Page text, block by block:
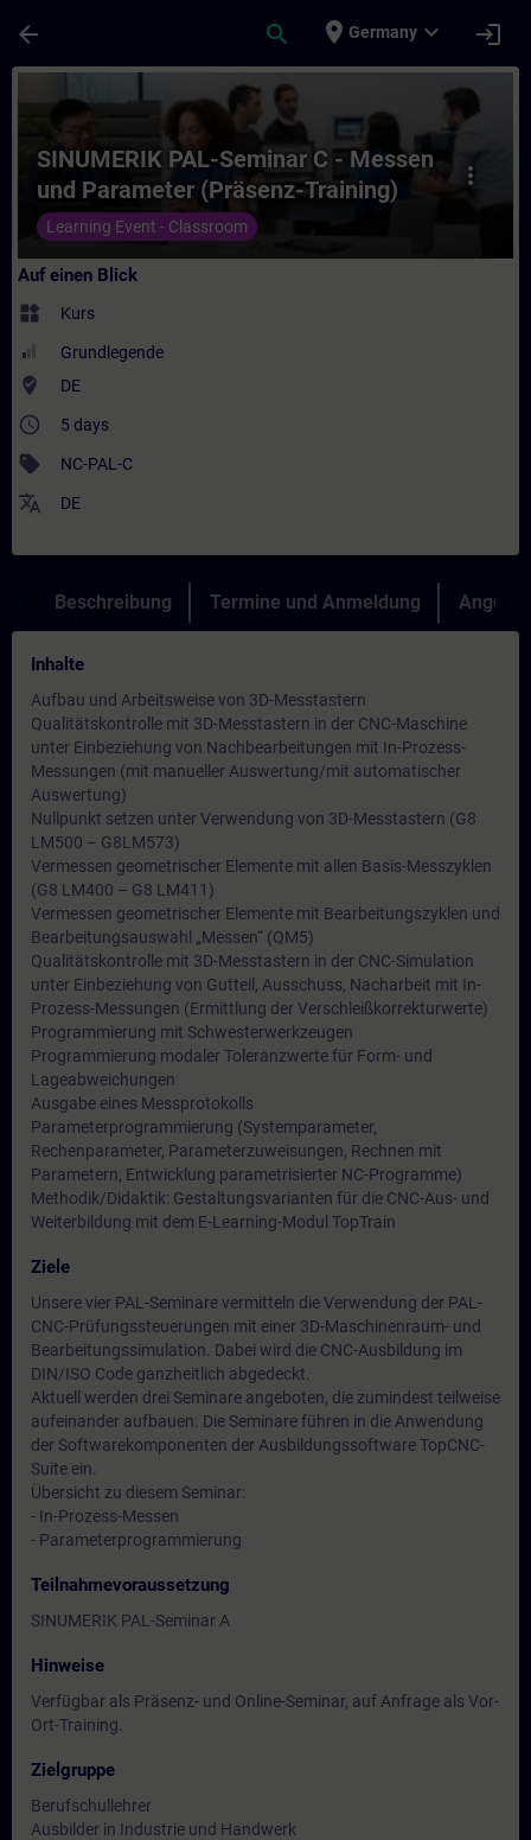
arrow_back search place Germany expand_more login
Kurs - SINUMERIK PAL-Seminar C -
more_vert
SINUMERIK PAL-Seminar C - Messen
und Parameter (Präsenz-Training)
Learning Event - Classroom
Auf einen Blick
widgets Kurs
Grundlegende
where_to_vote DE
access_time 5 days
sell NC-PAL-C
translate DE
Beschreibung Termine und Anmeldung Angebot
Inhalte
Aufbau und Arbeitsweise von 3D-Messtastern
Qualitätskontrolle mit 3D-Messtastern in der CNC-Maschine
unter Einbeziehung von Nachbearbeitungen mit In-Prozess-
Messungen (mit manueller Auswertung/mit automatischer
Auswertung)
Nullpunkt setzen unter Verwendung von 3D-Messtastern (G8
LM500 – G8LM573)
Vermessen geometrischer Elemente mit allen Basis-Messzyklen
(G8 LM400 – G8 LM411)
Vermessen geometrischer Elemente mit Bearbeitungszyklen und
Bearbeitungsauswahl „Messen“ (QM5)
Qualitätskontrolle mit 3D-Messtastern in der CNC-Simulation
unter Einbeziehung von Gutteil, Ausschuss, Nacharbeit mit In-
Prozess-Messungen (Ermittlung der Verschleißkorrekturwerte)
Programmierung mit Schwesterwerkzeugen
Programmierung modaler Toleranzwerte für Form- und
Lageabweichungen
Ausgabe eines Messprotokolls
Parameterprogrammierung (Systemparameter,
Rechenparameter, Parameterzuweisungen, Rechnen mit
Parametern, Entwicklung parametrisierter NC-Programme)
Methodik/Didaktik: Gestaltungsvarianten für die CNC-Aus- und
Weiterbildung mit dem E-Learning-Modul TopTrain
Ziele
Unsere vier PAL-Seminare vermitteln die Verwendung der PAL-
CNC-Prüfungssteuerungen mit einer 3D-Maschinenraum- und
Bearbeitungssimulation. Dabei wird die CNC-Ausbildung im
DIN/ISO Code ganzheitlich abgedeckt.
Aktuell werden drei Seminare angeboten, die zumindest teilweise
aufeinander aufbauen. Die Seminare führen in die Anwendung
der Softwarekomponenten der Ausbildungssoftware TopCNC-
Suite ein.
Übersicht zu diesem Seminar:
- In-Prozess-Messen
- Parameterprogrammierung
Teilnahmevoraussetzung
SINUMERIK PAL-Seminar A
Hinweise
Verfügbar als Präsenz- und Online-Seminar, auf Anfrage als Vor-
Ort-Training.
Zielgruppe
Berufschullehrer
Ausbilder in Industrie und Handwerk